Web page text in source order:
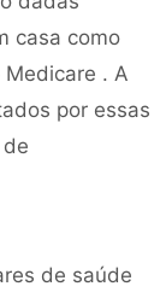
casa como
. A
por essas
de saúde